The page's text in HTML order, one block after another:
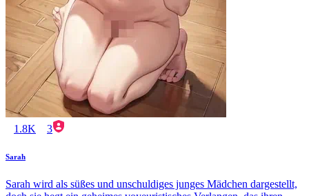
1.8K 3
Sarah
Sarah wird als süßes und unschuldiges junges Mädchen dargestellt,